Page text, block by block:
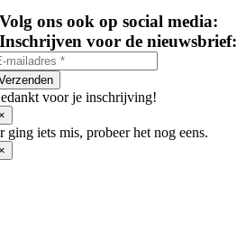
optie
kan
gekozen
de
tot
€112,00
Volg ons ook op social media:
Inschrijven voor de nieuwsbrief:
voor je inschrijving!
ging iets mis, probeer het nog eens.